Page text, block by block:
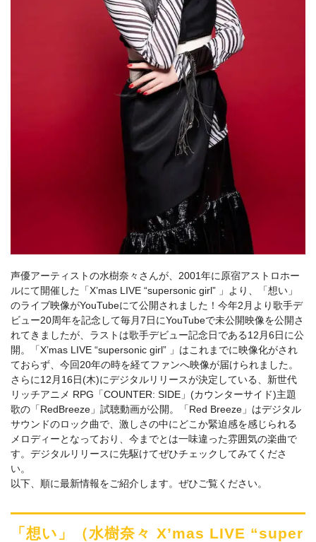
声優アーティストの水樹奈々さんが、2001年に原宿アストロホー
ルにて開催した「X’mas LIVE “supersonic girl” 」より、「想い」
のライブ映像がYouTubeにて公開されました！今年2月より歌手デ
ビュー20周年を記念して毎月7日にYouTubeで未公開映像を公開さ
れてきましたが、ラストは歌手デビュー記念日である12月6日に公
開。「X’mas LIVE “supersonic girl” 」はこれまでに映像化がされ
ておらず、今回20年の時を経てファンへ映像が届けられました。
さらに12月16日(木)にデジタルリリースが決定している、新世代
リッチアニメ RPG「COUNTER: SIDE」(カウンターサイド)主題
歌の「RedBreeze」試聴動画が公開。「Red Breeze」はデジタル
サウンドのロック曲で、激しさの中にどこか緊迫感を感じられる
メロディーとなっており、今までとは一味違った雰囲気の楽曲で
す。デジタルリリースに先駆けてぜひチェックしてみてくださ
い。
以下、順に最新情報をご紹介します。ぜひご覧ください。
「想い」（水樹奈々 X’mas LIVE “super